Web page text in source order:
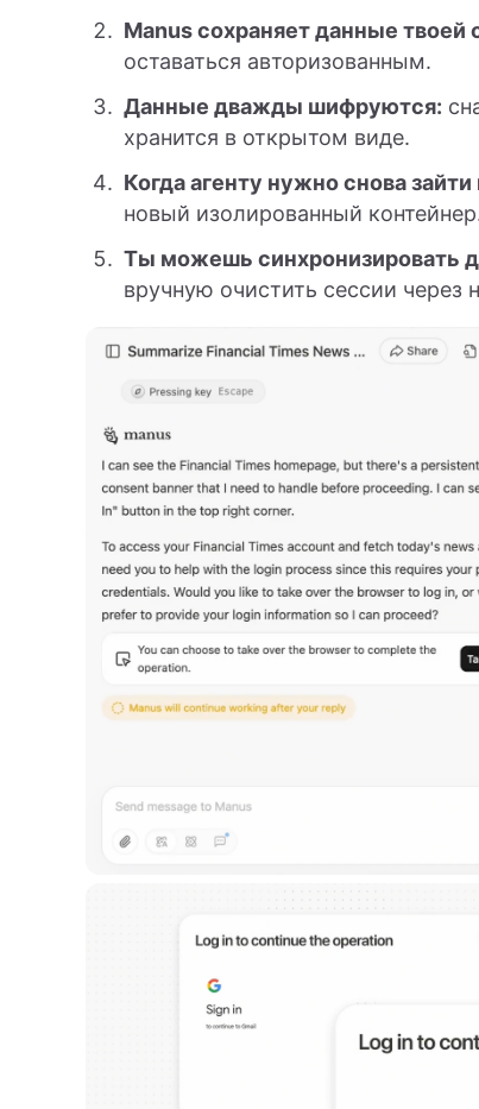
Manus сохраняет данные твоей
оставаться авторизованным.
Данные дважды шифруются:
хранится в открытом виде.
Когда агенту нужно снова зайти
новый изолированный
Ты можешь синхронизировать
вручную очистить сессии через